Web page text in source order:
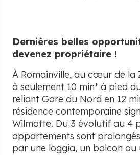
Dernières belles
devenez propriétaire !
À Romainville, au cœur de la
à seulement 10 min* à pied
reliant Gare du Nord en 12
résidence contemporaine
Wilmotte. Du 3 évolutif au 4
appartements sont
par une loggia, un balcon ou